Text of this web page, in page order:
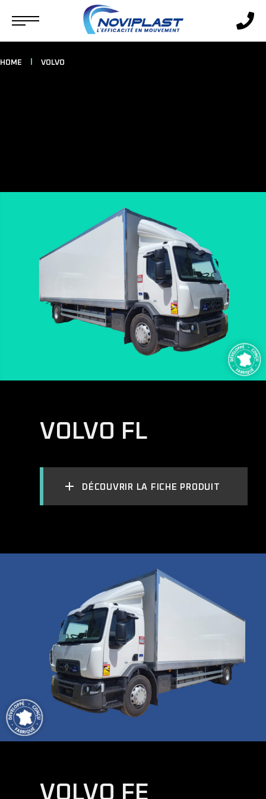
HOME VOLVO
VOLVO FL
DÉCOUVRIR LA FICHE PRODUIT
VOLVO FE